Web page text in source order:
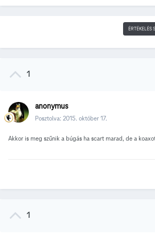
ÉRTÉKELÉS
1
anonymus
Posztolva: 2015. október 17.
Akkor is meg szűnik a búgás ha scart marad, de a
1